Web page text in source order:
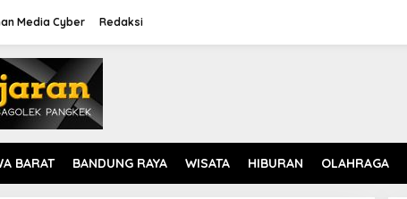
Media Cyber Redaksi
BARAT BANDUNG RAYA WISATA HIBURAN OLAHRAGA